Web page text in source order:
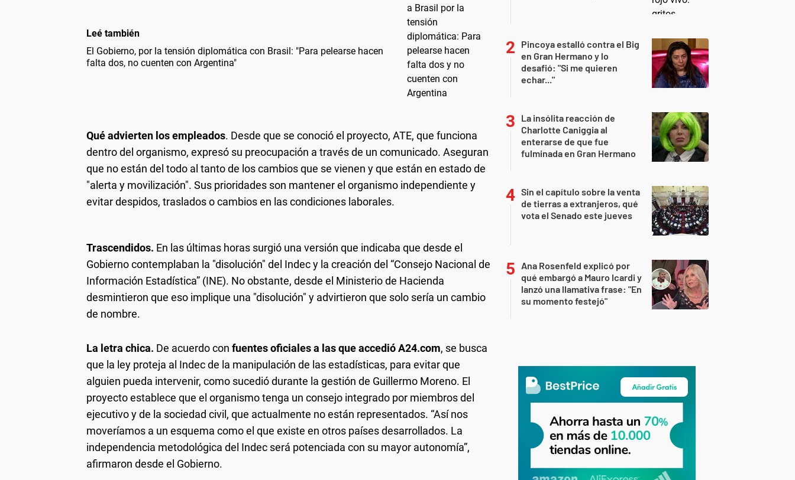
Leé también
El Gobierno, por la tensión diplomática con Brasil: "Para pelearse hacen
falta dos, no cuenten con Argentina"
Qué advierten los empleados. Desde que se conoció el proyecto, ATE, que funciona
dentro del organismo, expresó su preocupación a través de un comunicado. Aseguran
que no están del todo al tanto de los cambios que se vienen y que están en estado de
"alerta y movilización". Sus prioridades son mantener el organismo independiente y
evitar despidos, traslados o cambios en las condiciones laborales.
Trascendidos. En las últimas horas surgió una versión que indicaba que desde el
Gobierno contemplaban la "disolución" del Indec y la creación del “Consejo Nacional de
Información Estadística” (INE). No obstante, desde el Ministerio de Hacienda
desmintieron que eso implique una "disolución" y advirtieron que solo sería un cambio
de nombre.
La letra chica. De acuerdo con fuentes oficiales a las que accedió A24.com, se busca
que la ley proteja al Indec de la manipulación de las estadísticas, para evitar que
alguien pueda intervenir, como sucedió durante la gestión de Guillermo Moreno. El
proyecto establece que el organismo tenga un consejo integrado por miembros del
ejecutivo y de la sociedad civil, que actualmente no están representados. “Así nos
moveríamos a un esquema como el que existe en otros países desarrollados. La
independencia metodológica del Indec será potenciada con su mayor autonomía”,
afirmaron desde el Gobierno.
Pincoya estalló contra el Big
en Gran Hermano y lo
desafió: "Si me quieren
echar..."
La insólita reacción de
Charlotte Caniggia al
enterarse de que fue
fulminada en Gran Hermano
Sin el capítulo sobre la venta
de tierras a extranjeros, qué
vota el Senado este jueves
Ana Rosenfeld explicó por
qué embargó a Mauro Icardi y
lanzó una llamativa frase: "En
su momento festejó"